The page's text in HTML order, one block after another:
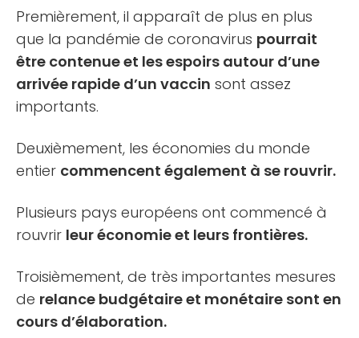
Premièrement, il apparaît de plus en plus
que la pandémie de coronavirus pourrait
être contenue et les espoirs autour d’une
arrivée rapide d’un vaccin sont assez
importants.
Deuxièmement, les économies du monde
entier commencent également à se rouvrir.
Plusieurs pays européens ont commencé à
rouvrir leur économie et leurs frontières.
Troisièmement, de très importantes mesures
de relance budgétaire et monétaire sont en
cours d’élaboration.